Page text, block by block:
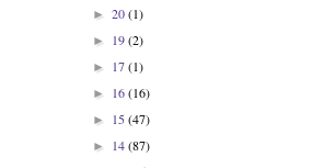
► 20(1)
► 19(2)
► 17(1)
► 16(16)
► 15(47)
► 14(87)